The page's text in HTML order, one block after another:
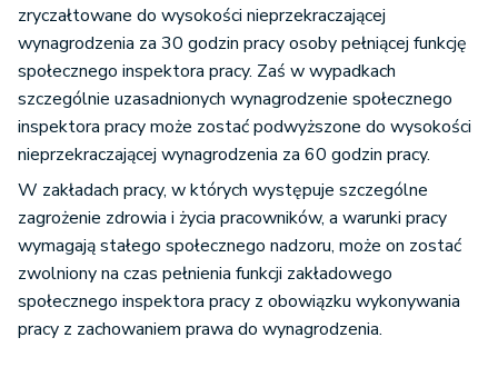
zryczałtowane do wysokości nieprzekraczającej
wynagrodzenia za 30 godzin pracy osoby pełniącej funkcję
społecznego inspektora pracy. Zaś w wypadkach
szczególnie uzasadnionych wynagrodzenie społecznego
inspektora pracy może zostać podwyższone do wysokości
nieprzekraczającej wynagrodzenia za 60 godzin pracy.
W zakładach pracy, w których występuje szczególne
zagrożenie zdrowia i życia pracowników, a warunki pracy
wymagają stałego społecznego nadzoru, może on zostać
zwolniony na czas pełnienia funkcji zakładowego
społecznego inspektora pracy z obowiązku wykonywania
pracy z zachowaniem prawa do wynagrodzenia.